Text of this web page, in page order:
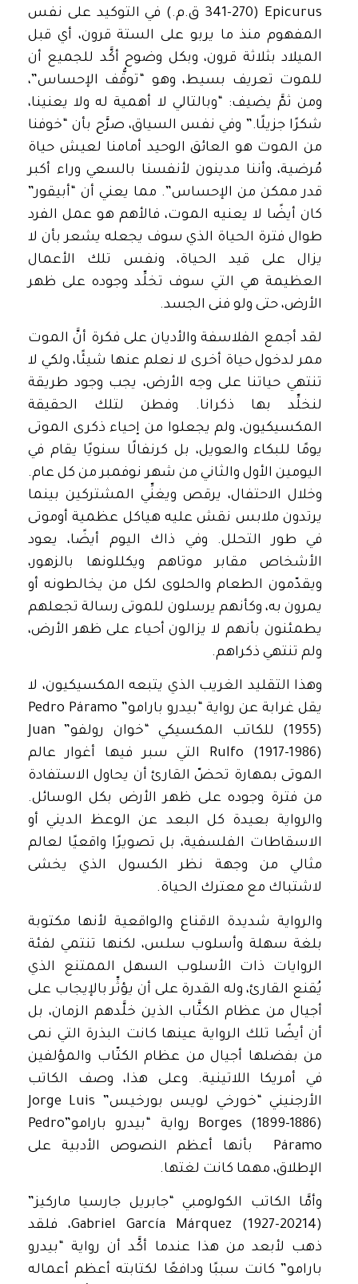
Epicurus (341-270 ق.م.) في التوكيد على نفس
المفهوم منذ ما يربو على الستة قرون، أي قبل
الميلاد بثلاثة قرون، وبكل وضوح أكَّد للجميع أن
للموت تعريف بسيط، وهو “توقُّف الإحساس”،
ومن ثمَّ يضيف: “وبالتالي لا أهمية له ولا يعنينا،
شكرًا جزيلًا.” وفي نفس السياق، صرَّح بأن “خوفنا
من الموت هو العائق الوحيد أمامنا لعيش حياة
مُرضية، وأننا مدينون لأنفسنا بالسعي وراء أكبر
قدر ممكن من الإحساس”. مما يعني أن “أبيقور”
كان أيضًا لا يعنيه الموت، فالأهم هو عمل الفرد
طوال فترة الحياة الذي سوف يجعله يشعر بأن لا
يزال على قيد الحياة، ونفس تلك الأعمال
العظيمة هي التي سوف تخلِّد وجوده على ظهر
الأرض، حتى ولو فنى الجسد.
لقد أجمع الفلاسفة والأديان على فكرة أنَّ الموت
ممر لدخول حياة أخرى لا نعلم عنها شيئًا، ولكي لا
تنتهي حياتنا على وجه الأرض، يجب وجود طريقة
لنخلِّد بها ذكرانا. وفطن لتلك الحقيقة
المكسيكيون، ولم يجعلوا من إحياء ذكرى الموتى
يومًا للبكاء والعويل، بل كرنفالًا سنويًا يقام في
اليومين الأول والثاني من شهر نوفمبر من كل عام.
وخلال الاحتفال، يرقص ويغنِّي المشتركين بينما
يرتدون ملابس نقش عليه هياكل عظمية أوموتى
في طور التحلل. وفي ذاك اليوم أيضًا، يعود
الأشخاص مقابر موتاهم ويكللونها بالزهور،
ويقدّمون الطعام والحلوى لكل من يخالطونه أو
يمرون به، وكأنهم يرسلون للموتى رسالة تجعلهم
يطمئنون بأنهم لا يزالون أحياء على ظهر الأرض،
ولم تنتهي ذكراهم.
وهذا التقليد الغريب الذي يتبعه المكسيكيون، لا
يقل غرابة عن رواية “بيدرو بارامو”Pedro Páramo
(1955) للكاتب المكسيكي “خوان رولفو” Juan
Rulfo (1917-1986) التي سبر فيها أغوار عالم
الموتى بمهارة تحضّ القارئ أن يحاول الاستفادة
من فترة وجوده على ظهر الأرض بكل الوسائل.
والرواية بعيدة كل البعد عن الوعظ الديني أو
الاسقاطات الفلسفية، بل تصويرًا واقعيًا لعالم
مثالي من وجهة نظر الكسول الذي يخشى
لاشتباك مع معترك الحياة.
والرواية شديدة الاقناع والواقعية لأنها مكتوبة
بلغة سهلة وأسلوب سلس، لكنها تنتمي لفئة
الروايات ذات الأسلوب السهل الممتنع الذي
يُقنع القارئ، وله القدرة على أن يؤثِّر بالإيجاب على
أجيال من عظام الكتَّاب الذين خلَّدهم الزمان، بل
أن أيضًا تلك الرواية عينها كانت البذرة التي نمى
من بفضلها أجيال من عظام الكتّاب والمؤلفين
في أمريكا اللاتينية. وعلى هذا، وصف الكاتب
الأرجنيني “خورخي لويس بورخيس” Jorge Luis
Borges (1899-1886) رواية “بيدرو بارامو”Pedro
Páramo بأنها أعظم النصوص الأدبية على
الإطلاق، مهما كانت لغتها.
وأمَّا الكاتب الكولومبي “جابريل جارسيا ماركيز”
Gabriel García Márquez (1927-20214)، فلقد
ذهب لأبعد من هذا عندما أكَّد أن رواية “بيدرو
بارامو” كانت سببًا ودافعًا لكتابته أعظم أعماله